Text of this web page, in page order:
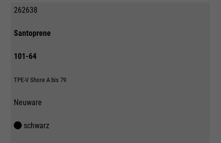
262638
Santoprene
101-64
TPE-V Shore A bis 79
Neuware
schwarz